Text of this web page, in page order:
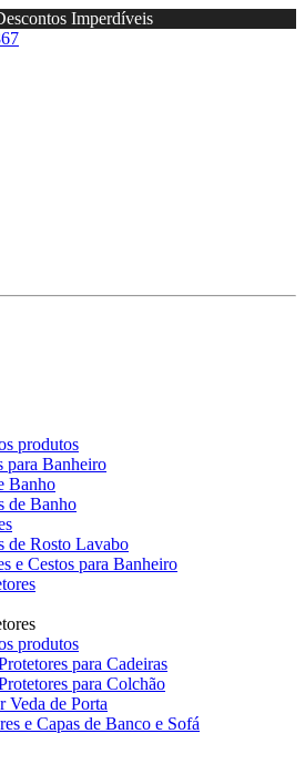
Imperdíveis
produtos
para Banheiro
Banho
de Banho
de Rosto Lavabo
e Cestos para Banheiro
produtos
para Cadeiras
para Colchão
Veda de Porta
e Capas de Banco e Sofá